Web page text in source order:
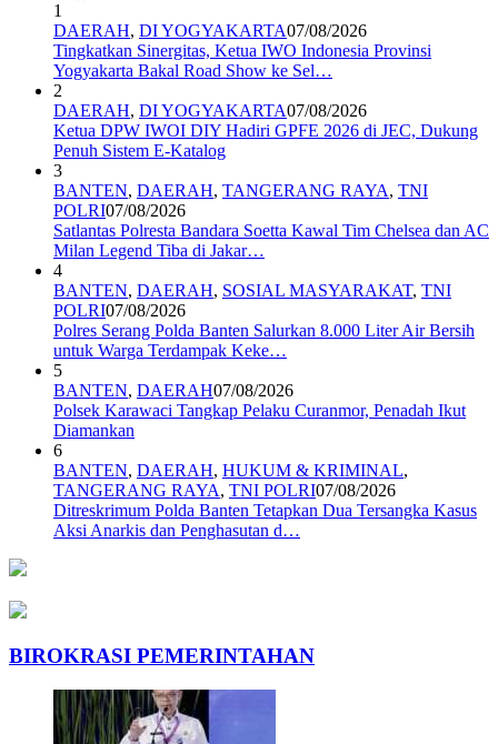
1
DAERAH, DI YOGYAKARTA07/08/2026
Tingkatkan Sinergitas, Ketua IWO Indonesia Provinsi
Yogyakarta Bakal Road Show ke Sel…
2
DAERAH, DI YOGYAKARTA07/08/2026
Ketua DPW IWOI DIY Hadiri GPFE 2026 di JEC, Dukung
Penuh Sistem E-Katalog
3
BANTEN, DAERAH, TANGERANG RAYA, TNI
POLRI07/08/2026
Satlantas Polresta Bandara Soetta Kawal Tim Chelsea dan AC
Milan Legend Tiba di Jakar…
4
BANTEN, DAERAH, SOSIAL MASYARAKAT, TNI
POLRI07/08/2026
Polres Serang Polda Banten Salurkan 8.000 Liter Air Bersih
untuk Warga Terdampak Keke…
5
BANTEN, DAERAH07/08/2026
Polsek Karawaci Tangkap Pelaku Curanmor, Penadah Ikut
Diamankan
6
BANTEN, DAERAH, HUKUM & KRIMINAL,
TANGERANG RAYA, TNI POLRI07/08/2026
Ditreskrimum Polda Banten Tetapkan Dua Tersangka Kasus
Aksi Anarkis dan Penghasutan d…
BIROKRASI PEMERINTAHAN